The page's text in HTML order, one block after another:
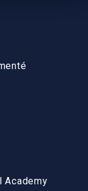
Academy